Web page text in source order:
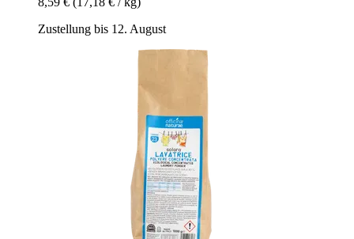
Zustellung bis 12. August